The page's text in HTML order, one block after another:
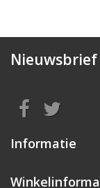
Nieuwsbrief
Informatie